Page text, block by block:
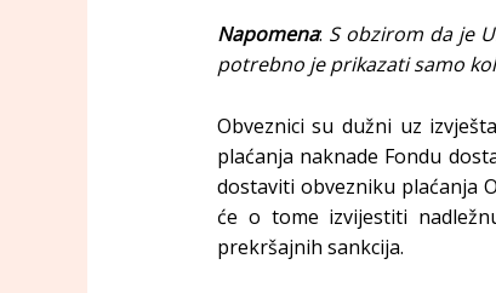
Napomena: S obzirom da je
potrebno je prikazati samo
Obveznici su dužni uz
plaćanja naknade Fondu
dostaviti obvezniku plaćanja
će o tome izvijestiti
prekršajnih sankcija.